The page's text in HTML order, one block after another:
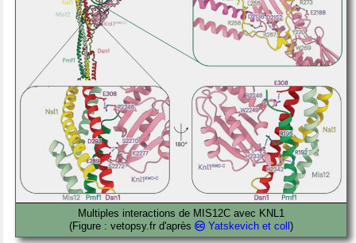
Multiples interactions de MIS12C avec KNL1
(Figure : vetopsy.fr d'après
Yatskevich et coll )